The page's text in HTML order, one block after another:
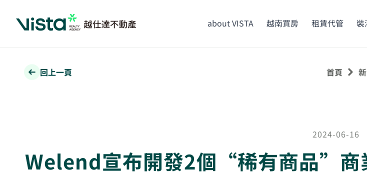
about VISTA 越南買房 租賃代管 裝
回上一頁 首頁
2024-06-16
Welend宣布開發2個“稀有商品”商